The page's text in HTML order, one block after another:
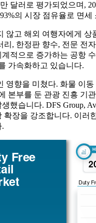
달러로 평가되었으며,
의 시장 점유율로 면
않고 해외 여행자에게
, 한정판 향수, 전문 전
적으로 증가하는 공항
가속화하고 있습니다.
영향을 미쳤다. 화물 이
본부를 둔 관광 진흥 기
습니다. DFS Group,
장을 강조합니다. 이
.